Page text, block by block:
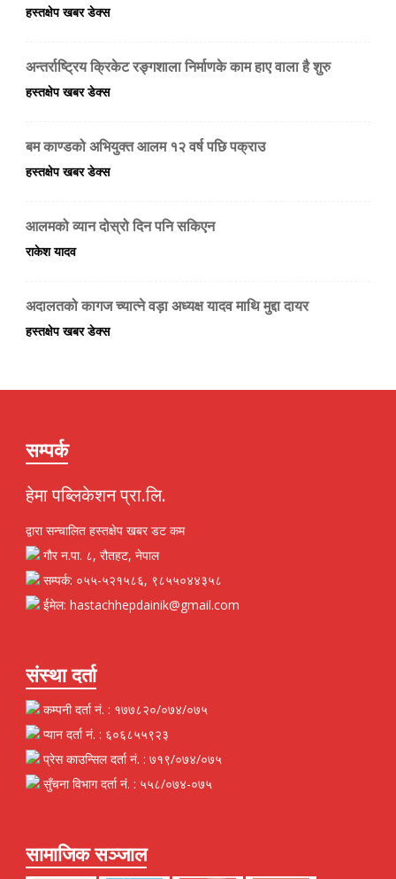
हस्तक्षेप खबर डेक्स
अन्तर्राष्ट्रिय क्रिकेट रङ्गशाला निर्माणके काम हाए वाला है शुरु
हस्तक्षेप खबर डेक्स
बम काण्डको अभियुक्त आलम १२ वर्ष पछि पक्राउ
हस्तक्षेप खबर डेक्स
आलमको व्यान दोस्रो दिन पनि सकिएन
राकेश यादव
अदालतको कागज च्यात्ने वड़ा अध्यक्ष यादव माथि मुद्दा दायर
हस्तक्षेप खबर डेक्स
सम्पर्क
हेमा पब्लिकेशन प्रा.लि.
द्वारा सन्चालित हस्तक्षेप खबर डट कम
गौर न.पा. ८, रौतहट, नेपाल
सम्पर्क: ०५५-५२१५८६, ९८५५०४४३५८
ईमेल: hastachhepdainik@gmail.com
संस्था दर्ता
कम्पनी दर्ता नं. : १७७८२०/०७४/०७५
प्यान दर्ता नं. : ६०६८५५९२३
प्रेस काउन्सिल दर्ता नं. : ७१९/०७४/०७५
सुँचना विभाग दर्ता नं. : ५५८/०७४-०७५
सामाजिक सञ्जाल